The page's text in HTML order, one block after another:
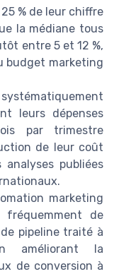
% de leur chiffre
la médiane tous
entre 5 et 12 %,
budget marketing
leurs dépenses
par trimestre
de leur coût
analyses publiées
marketing
de
pipeline traité à
améliorant la
de conversion à